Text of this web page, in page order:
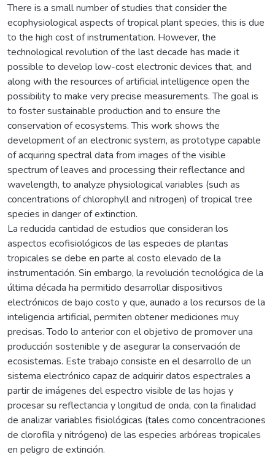
There is a small number of studies that consider the
ecophysiological aspects of tropical plant species, this is due
to the high cost of instrumentation. However, the
technological revolution of the last decade has made it
possible to develop low-cost electronic devices that, and
along with the resources of artificial intelligence open the
possibility to make very precise measurements. The goal is
to foster sustainable production and to ensure the
conservation of ecosystems. This work shows the
development of an electronic system, as prototype capable
of acquiring spectral data from images of the visible
spectrum of leaves and processing their reflectance and
wavelength, to analyze physiological variables (such as
concentrations of chlorophyll and nitrogen) of tropical tree
species in danger of extinction.
La reducida cantidad de estudios que consideran los
aspectos ecofisiológicos de las especies de plantas
tropicales se debe en parte al costo elevado de la
instrumentación. Sin embargo, la revolución tecnológica de la
última década ha permitido desarrollar dispositivos
electrónicos de bajo costo y que, aunado a los recursos de la
inteligencia artificial, permiten obtener mediciones muy
precisas. Todo lo anterior con el objetivo de promover una
producción sostenible y de asegurar la conservación de
ecosistemas. Este trabajo consiste en el desarrollo de un
sistema electrónico capaz de adquirir datos espectrales a
partir de imágenes del espectro visible de las hojas y
procesar su reflectancia y longitud de onda, con la finalidad
de analizar variables fisiológicas (tales como concentraciones
de clorofila y nitrógeno) de las especies arbóreas tropicales
en peligro de extinción.